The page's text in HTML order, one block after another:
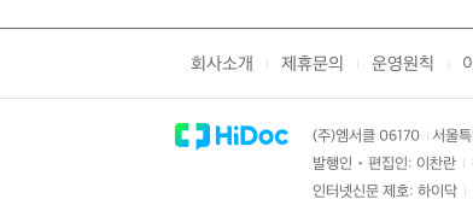
회사소개 제휴문의 운영원칙
(주)엠서클 06170 서울
발행인・편집인: 이찬란
인터넷신문 제호: 하이닥